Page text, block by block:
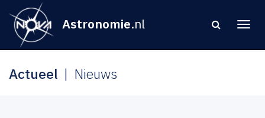
Astronomie.nl
Actueel Nieuws